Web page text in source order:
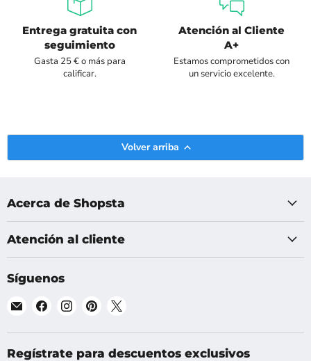
Entrega gratuita con
seguimiento
Gasta 25 € o más para
calificar.
Atención al Cliente
A+
Estamos comprometidos con
un servicio excelente.
Volver arriba
Acerca de Shopsta
Atención al cliente
Síguenos
Encuéntranos
Correo
electrónico
Encuéntranos
Facebook
Encuéntranos
Instagram
Encuéntranos
Pinterest
X
Regístrate para descuentos exclusivos